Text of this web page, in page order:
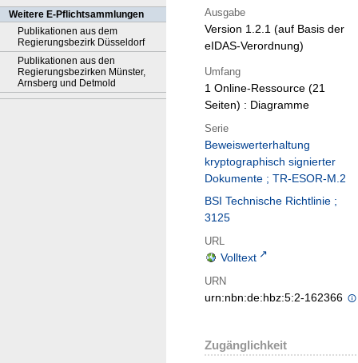
Weitere E-Pflichtsammlungen
Publikationen aus dem
Regierungsbezirk Düsseldorf
Publikationen aus den
Regierungsbezirken Münster,
Arnsberg und Detmold
Ausgabe
Version 1.2.1 (auf Basis der
eIDAS-Verordnung)
Umfang
1 Online-Ressource (21
Seiten) : Diagramme
Serie
Beweiswerterhaltung
kryptographisch signierter
Dokumente ; TR-ESOR-M.2
BSI Technische Richtlinie ;
3125
URL
Volltext
URN
urn:nbn:de:hbz:5:2-162366
Zugänglichkeit